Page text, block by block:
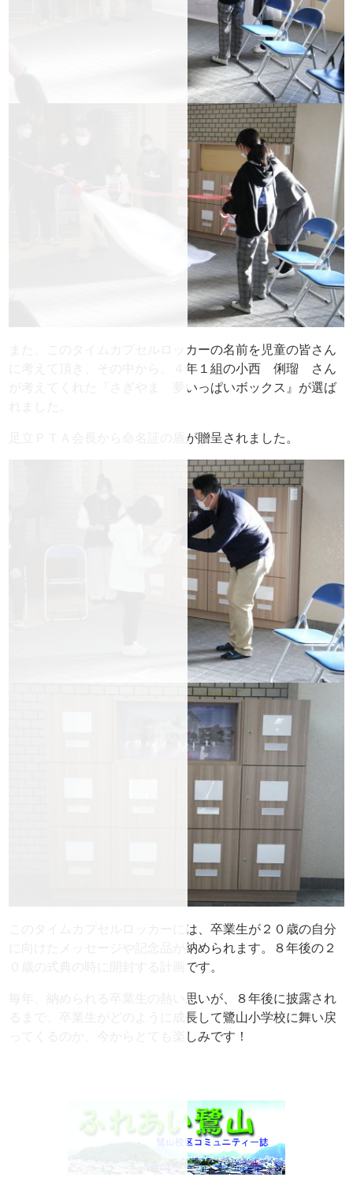
また、このタイムカプセルロッカーの名前を児童の皆さん
に考えて頂き、その中から、４年１組の小西 俐瑠 さん
が考えてくれた『さぎやま 夢いっぱいボックス』が選ば
足立ＰＴＡ会長から命名証の盾が贈呈されました。
このタイムカプセルロッカーには、卒業生が２０歳の自分
に向けたメッセージや記念品が納められます。８年後の２
０歳の式典の時に開封する計画です。
毎年、納められる卒業生の熱い思いが、８年後に披露され
るまで、卒業生がどのように成長して鷺山小学校に舞い戻
ってくるのか、今からとても楽しみです！